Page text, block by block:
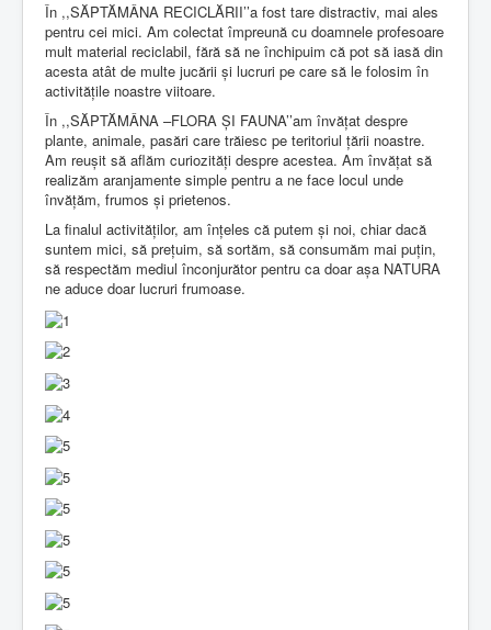
În ,,SĂPTĂMÂNA RECICLĂRII’’a fost tare distractiv, mai ales
pentru cei mici. Am colectat împreună cu doamnele profesoare
mult material reciclabil, fără să ne închipuim că pot să iasă din
acesta atât de multe jucării și lucruri pe care să le folosim în
activitățile noastre viitoare.
În ,,SĂPTĂMÂNA –FLORA ȘI FAUNA’’am învățat despre
plante, animale, pasări care trăiesc pe teritoriul țării noastre.
Am reușit să aflăm curiozități despre acestea. Am învățat să
realizăm aranjamente simple pentru a ne face locul unde
învățăm, frumos și prietenos.
La finalul activităților, am înțeles că putem și noi, chiar dacă
suntem mici, să prețuim, să sortăm, să consumăm mai puțin,
să respectăm mediul înconjurător pentru ca doar așa NATURA
ne aduce doar lucruri frumoase.